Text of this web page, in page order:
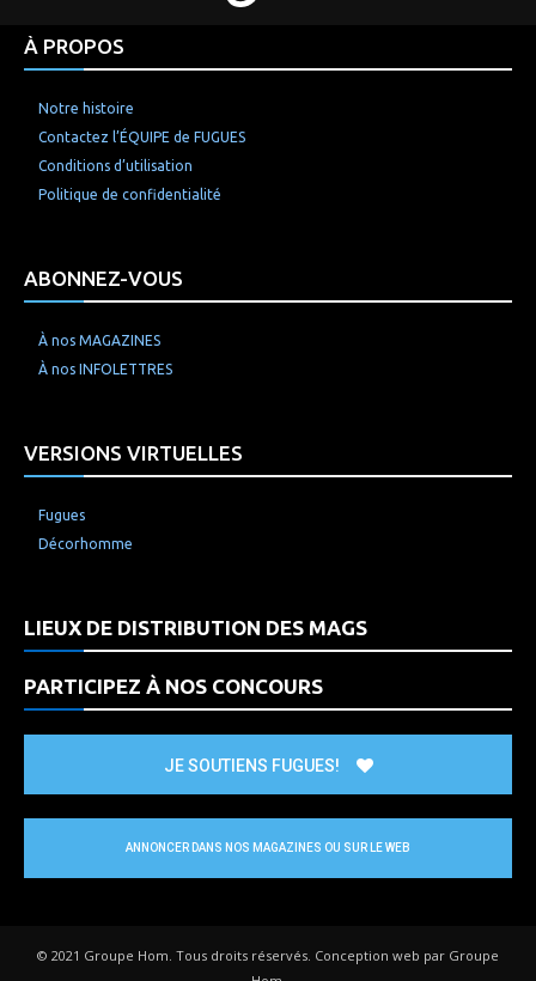
À PROPOS
Notre histoire
Contactez l’ÉQUIPE de FUGUES
Conditions d’utilisation
Politique de confidentialité
ABONNEZ-VOUS
À nos MAGAZINES
À nos INFOLETTRES
VERSIONS VIRTUELLES
Fugues
Décorhomme
LIEUX DE DISTRIBUTION DES MAGS
PARTICIPEZ À NOS CONCOURS
JE SOUTIENS FUGUES!
ANNONCER DANS NOS MAGAZINES OU SUR LE WEB
© 2021 Groupe Hom. Tous droits réservés. Conception web par Groupe